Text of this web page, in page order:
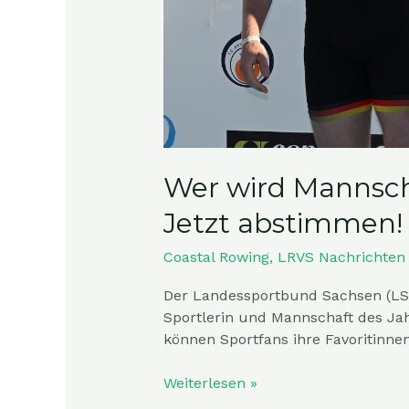
Wer wird
Jetzt abstimmen!
Coastal Rowing, LRVS Nachrichten
Der Landessportbund Sachsen
Sportlerin und Mannschaft des
können Sportfans ihre
Weiterlesen »